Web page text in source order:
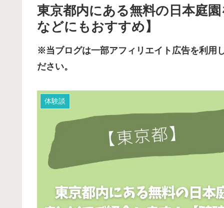
東京都内にある無料の日本庭
などにもおすすめ】
※当ブログは一部アフィリエイト広告を利用
ださい。
体験談